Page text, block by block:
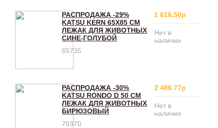
РАСПРОДАЖА -29%
KATSU KERN 65Х85 СМ
ЛЕЖАК ДЛЯ ЖИВОТНЫХ
СИНЕ-ГОЛУБОЙ
65735
1 616.50р
Нет в
наличии
РАСПРОДАЖА -30%
KATSU RONDO D 50 СМ
ЛЕЖАК ДЛЯ ЖИВОТНЫХ
БИРЮЗОВЫЙ
70370
2 486.77р
Нет в
наличии